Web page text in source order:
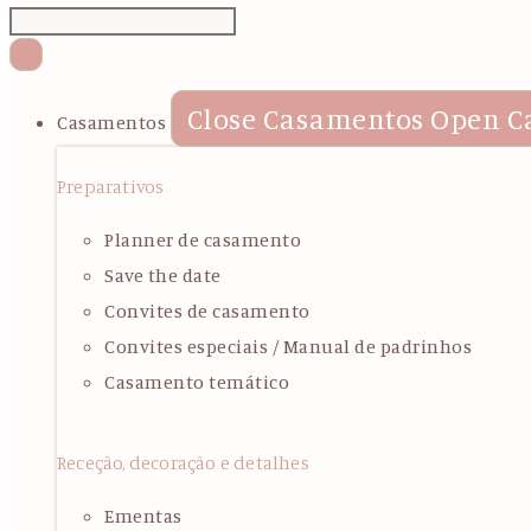
Casamentos Close Casamentos Open
Preparativos
Planner de casamento
Save the date
Convites de casamento
Convites especiais / Manual de padrinhos
Casamento temático
Receção, decoração e detalhes
Ementas